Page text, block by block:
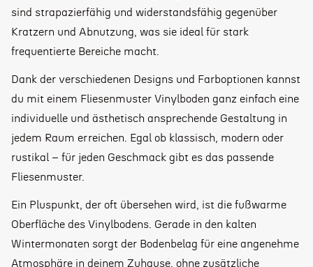
sind strapazierfähig und widerstandsfähig gegenüber
Kratzern und Abnutzung, was sie ideal für stark
frequentierte Bereiche macht.
Dank der verschiedenen Designs und Farboptionen kannst
du mit einem Fliesenmuster Vinylboden ganz einfach eine
individuelle und ästhetisch ansprechende Gestaltung in
jedem Raum erreichen. Egal ob klassisch, modern oder
rustikal – für jeden Geschmack gibt es das passende
Fliesenmuster.
Ein Pluspunkt, der oft übersehen wird, ist die fußwarme
Oberfläche des Vinylbodens. Gerade in den kalten
Wintermonaten sorgt der Bodenbelag für eine angenehme
Atmosphäre in deinem Zuhause, ohne zusätzliche